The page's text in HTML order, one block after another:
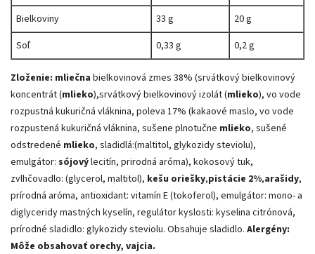
Bielkoviny
33 g
20 g
Soľ
0,33 g 0,2 g
Zloženie: mliečna bielkovinová zmes 38% (srvátkový bielkovinový
koncentrát (mlieko),srvátkový bielkovinový izolát (mlieko), vo vode
rozpustná kukuričná vláknina, poleva 17% (kakaové maslo, vo vode
rozpustená kukuričná vláknina, sušene plnotučne mlieko, sušené
odstredené mlieko, sladidlá:(maltitol, glykozidy steviolu),
emulgátor: sójovýlecitín, prirodná aróma), kokosový tuk,
zvlhčovadlo: (glycerol, maltitol), kešu oriešky,pistácie 2%,arašidy,
prírodná aróma, antioxidant: vitamín E (tokoferol), emulgátor: mono- a
diglyceridy mastných kyselín, regulátor kyslosti: kyselina citrónová,
prírodné sladidlo: glykozidy steviolu. Obsahuje sladidlo. Alergény:
Môže obsahovať orechy, vajcia.